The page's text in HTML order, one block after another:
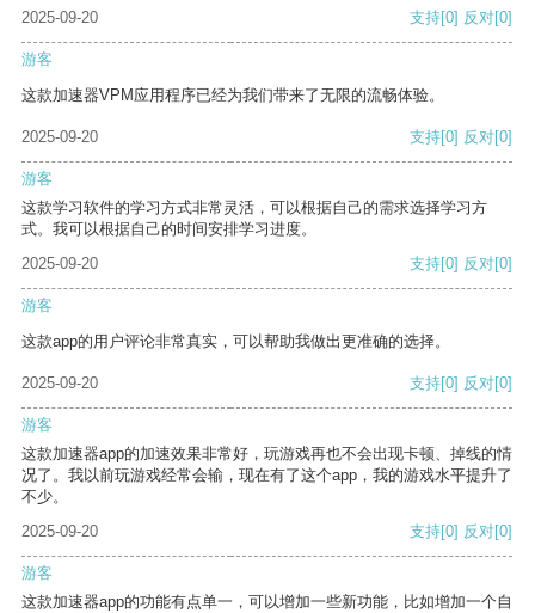
2025-09-20 支持[0] 反对[0]
游客
这款加速器VPM应用程序已经为我们带来了无限的流畅体验。
2025-09-20 支持[0] 反对[0]
游客
这款学习软件的学习方式非常灵活，可以根据自己的需求选择学习方
式。我可以根据自己的时间安排学习进度。
2025-09-20
支持[0] 反对[0]
游客
这款app的用户评论非常真实，可以帮助我做出更准确的选择。
2025-09-20 支持[0] 反对[0]
游客
这款加速器app的加速效果非常好，玩游戏再也不会出现卡顿、掉线的情
况了。我以前玩游戏经常会输，现在有了这个app，我的游戏水平提升了
不少。
2025-09-20
支持[0] 反对[0]
游客
这款加速器app的功能有点单一，可以增加一些新功能，比如增加一个自